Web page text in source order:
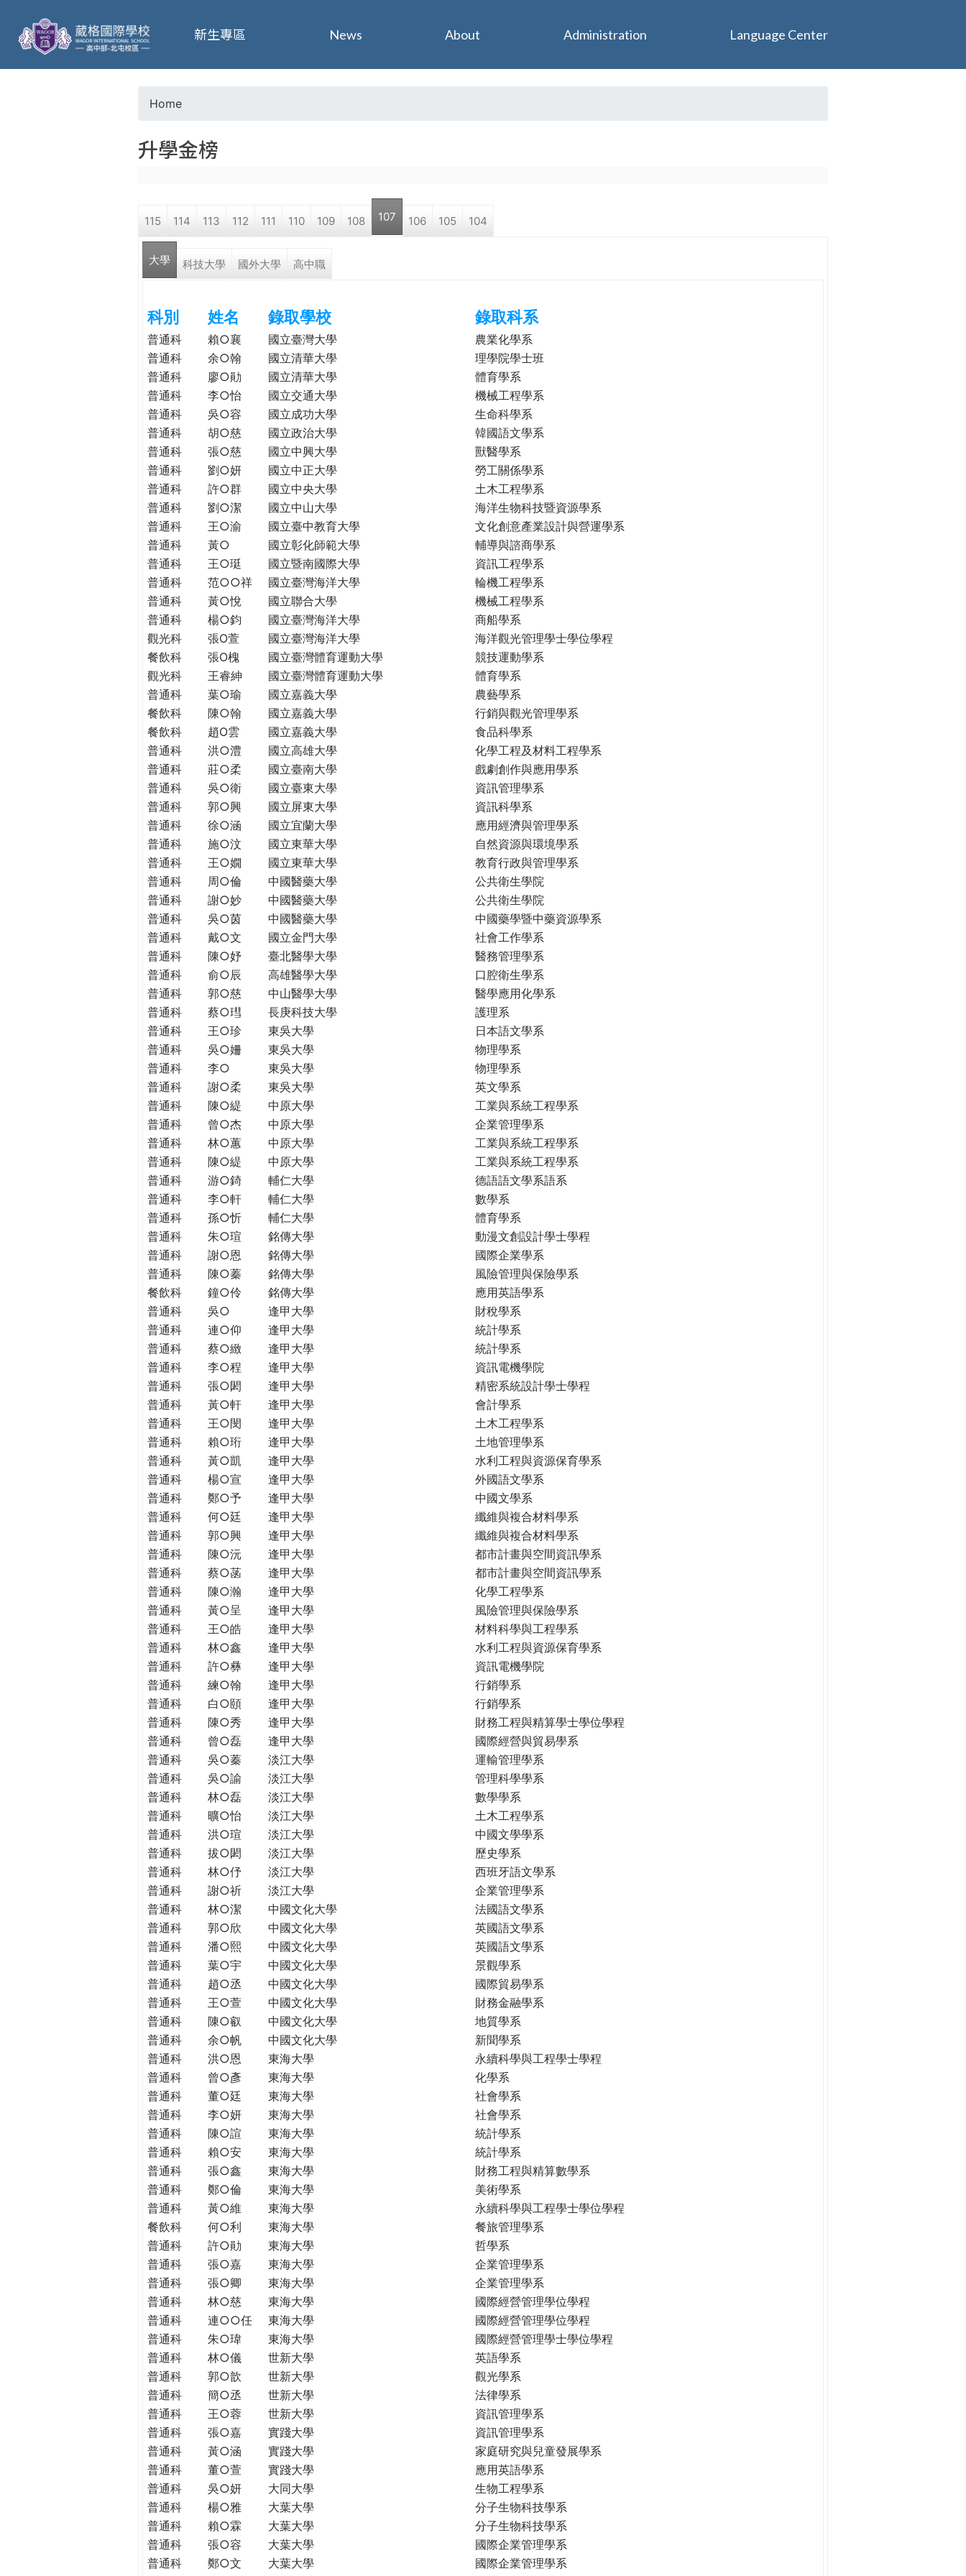
葳
格
o
a
r
h
e
r
e
Home
升學金榜
115 114 113 112 111 110 109 108 107 106 105 104
大學 科技大學 國外大學 高中職
科別 姓名 錄取學校 錄取科系
普通科 賴○襄 國立臺灣大學
農業化學系
普通科
余○翰 國立清華大學
理學院學士班
普通科
廖○勛 國立清華大學
體育學系
普通科
李○怡 國立交通大學
機械工程學系
普通科
吳○容 國立成功大學
生命科學系
普通科
胡○慈 國立政治大學
韓國語文學系
普通科
張○慈 國立中興大學
獸醫學系
普通科
劉○妍 國立中正大學
勞工關係學系
普通科
許○群 國立中央大學
土木工程學系
普通科
劉○潔 國立中山大學
海洋生物科技暨資源學系
普通科
王○渝 國立臺中教育大學
文化創意產業設計與營運學系
普通科
黃○ 國立彰化師範大學
輔導與諮商學系
普通科
王○珽 國立暨南國際大學
資訊工程學系
普通科
范○○祥 國立臺灣海洋大學
輪機工程學系
普通科
黃○悅 國立聯合大學
機械工程學系
普通科
楊○鈞 國立臺灣海洋大學
商船學系
觀光科
張O萱 國立臺灣海洋大學
海洋觀光管理學士學位學程
餐飲科
張O槐 國立臺灣體育運動大學
競技運動學系
觀光科
王睿紳 國立臺灣體育運動大學
體育學系
普通科
葉○瑜 國立嘉義大學
農藝學系
餐飲科
陳○翰 國立嘉義大學
行銷與觀光管理學系
餐飲科
趙O雲 國立嘉義大學
食品科學系
普通科
洪○澧 國立高雄大學
化學工程及材料工程學系
普通科
莊○柔 國立臺南大學
戲劇創作與應用學系
普通科
吳○衛 國立臺東大學
資訊管理學系
普通科
郭○興 國立屏東大學
資訊科學系
普通科
徐○涵 國立宜蘭大學
應用經濟與管理學系
普通科
施○汶 國立東華大學
自然資源與環境學系
普通科
王○嫺 國立東華大學
教育行政與管理學系
普通科
周○倫 中國醫藥大學
公共衛生學院
普通科
謝○妙 中國醫藥大學
公共衛生學院
普通科
吳○茵 中國醫藥大學
中國藥學暨中藥資源學系
普通科
戴○文 國立金門大學
社會工作學系
普通科
陳○妤 臺北醫學大學
醫務管理學系
普通科
俞○辰 高雄醫學大學
口腔衛生學系
普通科
郭○慈 中山醫學大學
醫學應用化學系
普通科
蔡○㻰 長庚科技大學
護理系
普通科
王○珍 東吳大學
日本語文學系
普通科
吳○姍 東吳大學
物理學系
普通科
李○ 東吳大學
物理學系
普通科
謝○柔 東吳大學
英文學系
普通科
陳○緹 中原大學
工業與系統工程學系
普通科
曾○杰 中原大學
企業管理學系
普通科
林○蕙 中原大學
工業與系統工程學系
普通科
陳○緹 中原大學
工業與系統工程學系
普通科
游○錡 輔仁大學
德語語文學系語系
普通科
李○軒 輔仁大學
數學系
普通科
孫○忻 輔仁大學
體育學系
普通科
朱○瑄 銘傳大學
動漫文創設計學士學程
普通科
謝○恩 銘傳大學
國際企業學系
普通科
陳○蓁 銘傳大學
風險管理與保險學系
餐飲科
鐘○伶 銘傳大學
應用英語學系
普通科
吳○ 逢甲大學
財稅學系
普通科
連○仰 逢甲大學
統計學系
普通科
蔡○緻 逢甲大學
統計學系
普通科
李○程 逢甲大學
資訊電機學院
普通科
張○閎 逢甲大學
精密系統設計學士學程
普通科
黃○軒 逢甲大學
會計學系
普通科
王○閔 逢甲大學
土木工程學系
普通科
賴○珩 逢甲大學
土地管理學系
普通科
黃○凱 逢甲大學
水利工程與資源保育學系
普通科
楊○宣 逢甲大學
外國語文學系
普通科
鄭○予 逢甲大學
中國文學系
普通科
何○廷 逢甲大學
纖維與複合材料學系
普通科
郭○興 逢甲大學
纖維與複合材料學系
普通科
陳○沅 逢甲大學
都市計畫與空間資訊學系
普通科
蔡○菡 逢甲大學
都市計畫與空間資訊學系
普通科
陳○瀚 逢甲大學
化學工程學系
普通科
黃○呈 逢甲大學
風險管理與保險學系
普通科
王○皓 逢甲大學
材料科學與工程學系
普通科
林○鑫 逢甲大學
水利工程與資源保育學系
普通科
許○彝 逢甲大學
資訊電機學院
普通科
練○翰 逢甲大學
行銷學系
普通科
白○頤 逢甲大學
行銷學系
普通科
陳○秀 逢甲大學
財務工程與精算學士學位學程
普通科
曾○磊 逢甲大學
國際經營與貿易學系
普通科
吳○蓁 淡江大學
運輸管理學系
普通科
吳○諭 淡江大學
管理科學學系
普通科
林○磊 淡江大學
數學學系
普通科
曠○怡 淡江大學
土木工程學系
普通科
洪○瑄 淡江大學
中國文學學系
普通科
拔○閎 淡江大學
歷史學系
普通科
林○伃 淡江大學
西班牙語文學系
普通科
謝○祈 淡江大學
企業管理學系
普通科
林○潔 中國文化大學
法國語文學系
普通科
郭○欣 中國文化大學
英國語文學系
普通科
潘○熙 中國文化大學
英國語文學系
普通科
葉○宇 中國文化大學
景觀學系
普通科
趙○丞 中國文化大學
國際貿易學系
普通科
王○萱 中國文化大學
財務金融學系
普通科
陳○叡 中國文化大學
地質學系
普通科
余○帆 中國文化大學
新聞學系
普通科
洪○恩 東海大學
永續科學與工程學士學程
普通科
曾○彥 東海大學
化學系
普通科
董○廷 東海大學
社會學系
普通科
李○妍 東海大學
社會學系
普通科
陳○諠 東海大學
統計學系
普通科
賴○安 東海大學
統計學系
普通科
張○鑫 東海大學
財務工程與精算數學系
普通科
鄭○倫 東海大學
美術學系
普通科
黃○維 東海大學
永續科學與工程學士學位學程
餐飲科
何○利 東海大學
餐旅管理學系
普通科
許○勛 東海大學
哲學系
普通科
張○嘉 東海大學
企業管理學系
普通科
張○卿 東海大學
企業管理學系
普通科
林○慈 東海大學
國際經營管理學位學程
普通科
連○○任 東海大學
國際經營管理學位學程
普通科
朱○瑋 東海大學
國際經營管理學士學位學程
普通科
林○儀 世新大學
英語學系
普通科
郭○歆 世新大學
觀光學系
普通科
簡○丞 世新大學
法律學系
普通科
王○蓉 世新大學
資訊管理學系
普通科
張○嘉 實踐大學
資訊管理學系
普通科
黃○涵 實踐大學
家庭研究與兒童發展學系
普通科
董○萱 實踐大學
應用英語學系
普通科
吳○妍 大同大學
生物工程學系
普通科
楊○雅 大葉大學
分子生物科技學系
普通科
賴○霖 大葉大學
分子生物科技學系
普通科
張○容 大葉大學
國際企業管理學系
普通科
鄭○文 大葉大學
國際企業管理學系
新生專區 News About Administration Language Center